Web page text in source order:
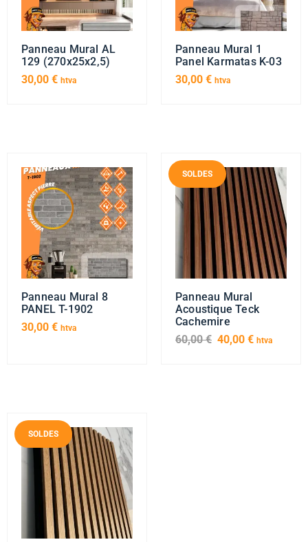
Panneau Mural AL
129 (270x25x2,5)
30,00 € htva
Panneau Mural 1
Panel Karmatas K-03
30,00 € htva
Panneau Mural 8
PANEL T-1902
30,00 € htva
SOLDES
Panneau Mural
Acoustique Teck
Cachemire
60,00€ 40,00 € htva
SOLDES